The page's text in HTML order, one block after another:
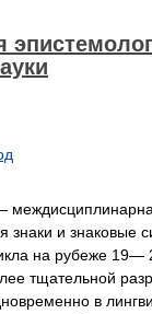
знаки и знаковые
на рубеже 19—
тщательной
в